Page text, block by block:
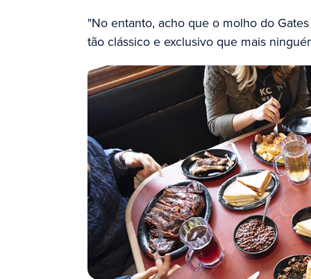
"No entanto, acho que o molho do
tão clássico e exclusivo que mais